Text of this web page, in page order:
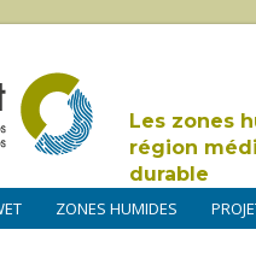
Les zones
région
durable
ZONES HUMIDES